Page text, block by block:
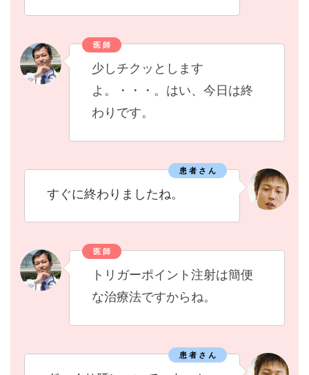
医 師
少しチクッとします
よ。・・・。はい、今日は終
わりです。
患 者 さ ん
すぐに終わりましたね。
医 師
トリガーポイント注射は簡便
な治療法ですからね。
患 者 さ ん